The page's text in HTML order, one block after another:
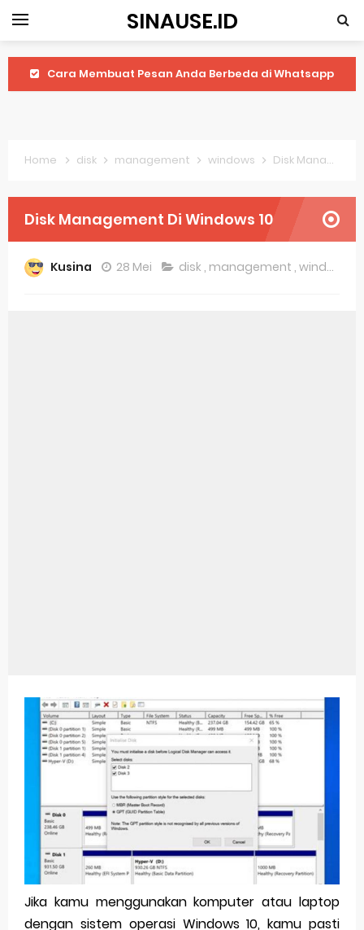
SINAUSE.ID
Cara Membuat Pesan Anda Berbeda di Whatsapp
Harga Laptop Acer Windows 10
Keytweak Windows 10
Cara Menginstal Windows 11
Bitcoin Miner Android: Apa Itu Dan Bagaimana Cara Menggunakannya
Pp Wa Couple Pasangan: Cara Terbaik Untuk Menjaga Hubungan
Cara Mengecek Windows Ori
Simpan Profil Ig Dengan Mudah
Aplikasi Togel Android: Solusi Praktis Untuk Pecinta Togel
Siap Video Call, tapi Download Aplikasinya Dulu, Abangku
Home disk management windows Disk Management Di Windows 10
Disk Management Di Windows 10
Kusina 28 Mei disk , management , windows
Jika kamu menggunakan komputer atau laptop
dengan sistem operasi Windows 10, kamu pasti